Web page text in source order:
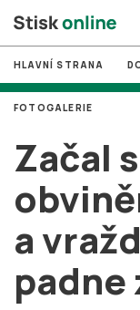
# MUNI
# Brno
# volby
login PŘIHLÁSIT SE
Zapomněli jste heslo?
Založit nový účet
HLAVNÍ STRANA
Začal
a
padne
FOTOGALERIE